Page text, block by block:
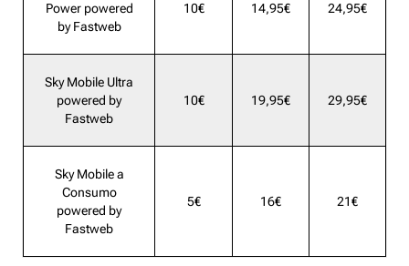
Power powered
by Fastweb
10€ 14,95€ 24,95€
Sky Mobile Ultra
powered by
Fastweb
10€ 19,95€ 29,95€
Sky Mobile a
Consumo
powered by
Fastweb
5€ 16€ 21€